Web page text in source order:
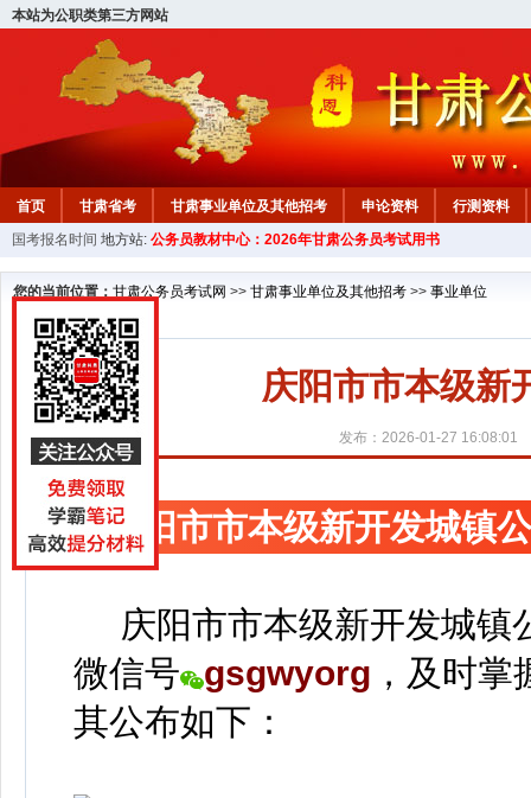
本站为公职类第三方网站
首页 甘肃省考 甘肃事业单位及其他招考 申论资料
行测资料
国考报名时间 地方站: 公务员教材中心：2026年甘肃公务员考试用书
您的当前位置： 甘肃公务员考试网 >> 甘肃事业单位及其他招考 >> 事业单位
庆阳市市本级新
发布：2026-01-27 16:08:01
庆阳市市本级新开发城镇
庆阳市市本级新开发城镇
微信号
gsgwyorg ， 及时掌
其公布如下：